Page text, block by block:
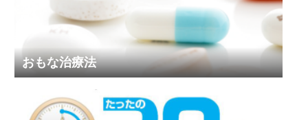
おもな治療法